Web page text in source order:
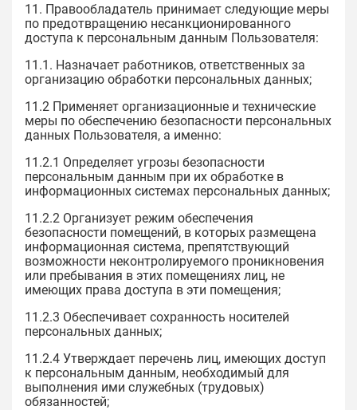
11. Правообладатель принимает следующие меры
по предотвращению несанкционированного
доступа к персональным данным Пользователя:
11.1. Назначает работников, ответственных за
организацию обработки персональных данных;
11.2 Применяет организационные и технические
меры по обеспечению безопасности персональных
данных Пользователя, а именно:
11.2.1 Определяет угрозы безопасности
персональным данным при их обработке в
информационных системах персональных данных;
11.2.2 Организует режим обеспечения
безопасности помещений, в которых размещена
информационная система, препятствующий
возможности неконтролируемого проникновения
или пребывания в этих помещениях лиц, не
имеющих права доступа в эти помещения;
11.2.3 Обеспечивает сохранность носителей
персональных данных;
11.2.4 Утверждает перечень лиц, имеющих доступ
к персональным данным, необходимый для
выполнения ими служебных (трудовых)
обязанностей;